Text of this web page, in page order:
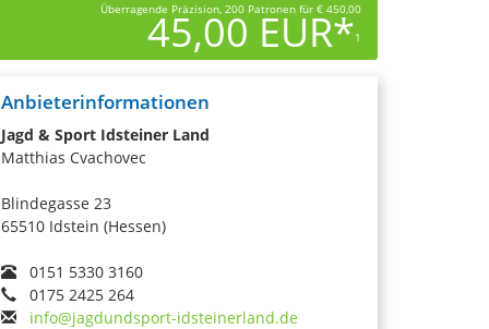
Überragende Präzision, 200 Patronen für € 450,00
45,00 EUR*1
Anbieterinformationen
Jagd & Sport Idsteiner Land
Matthias Cvachovec
Blindegasse 23
65510 Idstein (Hessen)
0151 5330 3160
0175 2425 264
info@jagdundsport-idsteinerland.de